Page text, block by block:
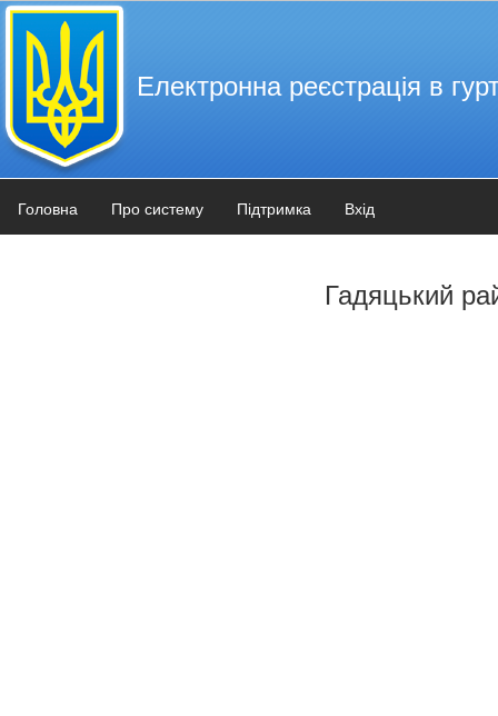
Електронна реєстрація в
Головна Про систему Підтримка Вхід
Гадяцький